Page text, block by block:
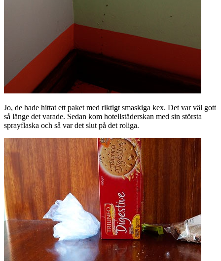
Jo, de hade hittat ett paket med riktigt smaskiga kex. Det var väl gott
så länge det varade. Sedan kom hotellstäderskan med sin största
sprayflaska och så var det slut på det roliga.